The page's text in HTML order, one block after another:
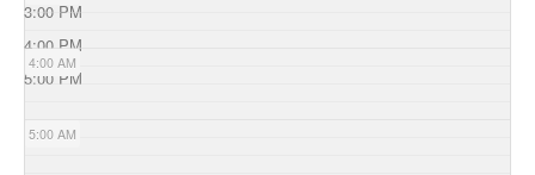
4:00 AM
5:00 AM
3:00 PM
4:00 PM
5:00 PM